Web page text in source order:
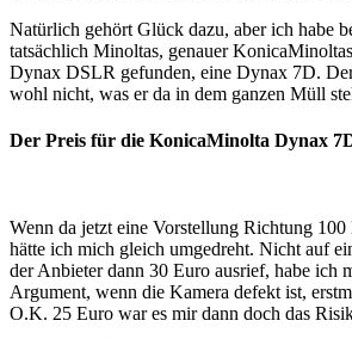
Natürlich gehört Glück dazu, aber ich habe
tatsächlich Minoltas, genauer
Dynax DSLR gefunden, eine Dynax 7D.
wohl nicht, was er da in dem ganzen Müll
Der Preis für die KonicaMinolta Dynax
Wenn da jetzt eine Vorstellung Richtung
hätte ich mich gleich umgedreht. Nicht auf
der Anbieter dann 30 Euro ausrief, habe ich
Argument, wenn die Kamera defekt ist,
O.K. 25 Euro war es mir dann doch das